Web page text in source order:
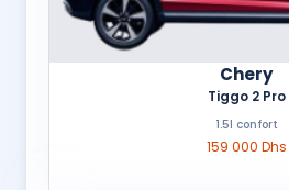
Chery
Tiggo 2 Pro
1.5l confort
159 000 Dhs